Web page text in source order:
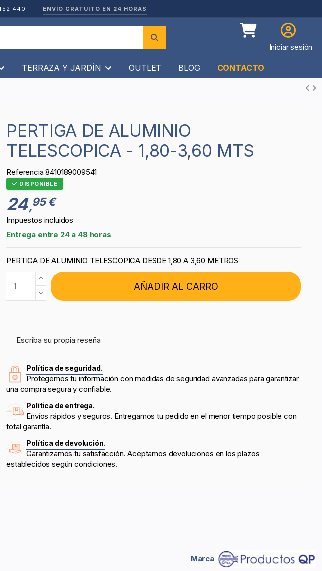
440 ENVÍO GRATUITO EN 24 HORAS
Iniciar sesión
TERRAZA Y JARDÍN OUTLET BLOG CONTACTO
PERTIGA DE ALUMINIO
TELESCOPICA - 1,80-3,60 MTS
Referencia 8410189009541
DISPONIBLE
24,95 €
Impuestos incluidos
Entrega entre 24 a 48 horas
PERTIGA DE ALUMINIO TELESCOPICA DESDE 1,80 A 3,60 METROS
AÑADIR AL CARRO
Escriba su propia reseña
Política de seguridad.
Protegemos tu información con medidas de seguridad avanzadas para garantizar
una compra segura y confiable.
Política de entrega.
Envíos rápidos y seguros. Entregamos tu pedido en el menor tiempo posible con
total garantía.
Política de devolución.
Garantizamos tu satisfacción. Aceptamos devoluciones en los plazos
establecidos según condiciones.
Marca